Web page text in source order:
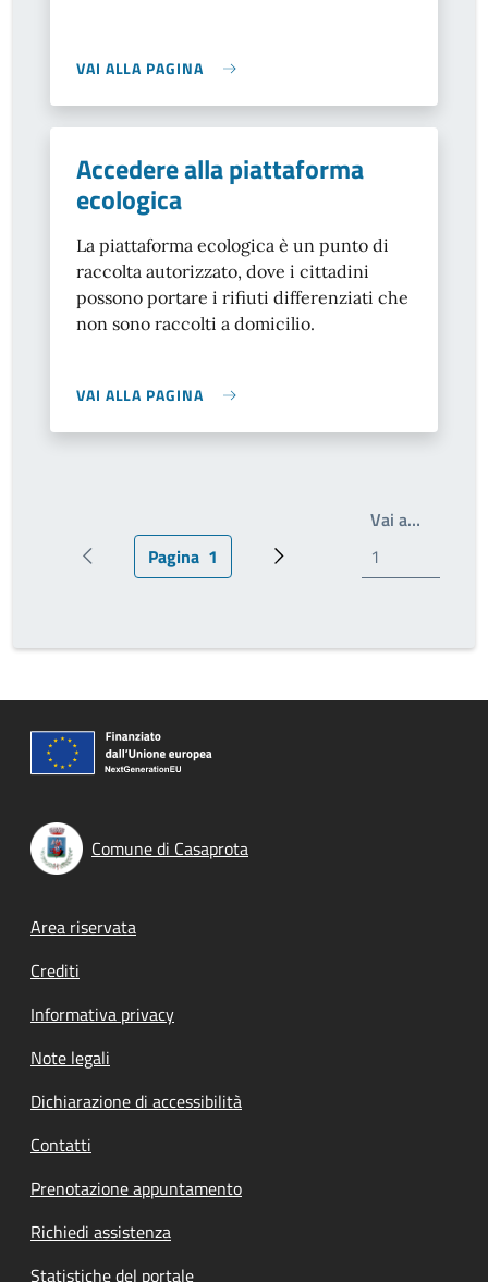
VAI ALLA PAGINA
Accedere alla piattaforma
ecologica
La piattaforma ecologica è un punto di
raccolta autorizzato, dove i cittadini
possono portare i rifiuti differenziati che
non sono raccolti a domicilio.
VAI ALLA PAGINA
Pagina precedentePagina attuale
Pagina 1 Prossima pagina
Vai a…
Comune di Casaprota
Footer menu
Area riservata
Crediti
Informativa privacy
Note legali
Dichiarazione di accessibilità
Contatti
Prenotazione appuntamento
Richiedi assistenza
Statistiche del portale